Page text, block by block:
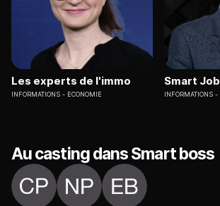
Les experts de l'immo
INFORMATIONS ECONOMIE
Smart Job
INFORMATIONS
Au casting dans Smart boss